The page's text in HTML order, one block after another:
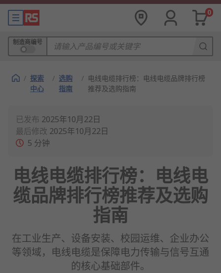
0
制造商编号
/ 探索
中心
/ 选购
指南
/ 电线电缆排行榜：电线电缆品牌排行榜
推荐及选购指南
已发布 2025年10月22日
最后修改 2025年10月22日
5 分钟
电线电缆排行榜：电线电
缆品牌排行榜推荐及选购
指南
在工业生产、设备安装、校园运维、企业办公
等领域，电线电缆是保障电力传输与信号互通
的核心基础部件。